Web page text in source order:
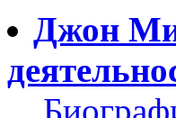
Джон